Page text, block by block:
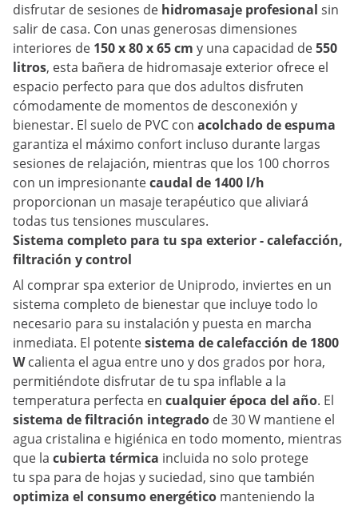
disfrutar de sesiones de hidromasaje profesional sin
salir de casa. Con unas generosas dimensiones
interiores de 150 x 80 x 65 cm y una capacidad de550
litros, esta bañera de hidromasaje exterior ofrece el
espacio perfecto para que dos adultos disfruten
cómodamente de momentos de desconexión y
bienestar. El suelo de PVC con acolchado de espuma
garantiza el máximo confort incluso durante largas
sesiones de relajación, mientras que los 100 chorros
con un impresionantecaudal de 1400 l/h
proporcionan un masaje terapéutico que aliviará
todas tus tensiones musculares.
Sistema completo para tu spa exterior - calefacción,
filtración y control
Al comprar spa exterior de Uniprodo, inviertes en un
sistema completo de bienestar que incluye todo lo
necesario para su instalación y puesta en marcha
inmediata. El potentesistema de calefacción de 1800
Wcalienta el agua entre uno y dos grados por hora,
permitiéndote disfrutar de tu spa inflable a la
temperatura perfecta en cualquier época del año. El
sistema de filtración integrado de 30 W mantiene el
agua cristalina e higiénica en todo momento, mientras
que la cubierta térmica incluida no solo protege
tu spa para de hojas y suciedad, sino que también
optimiza el consumo energético manteniendo la